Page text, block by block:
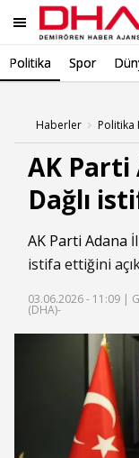
Politika Spor
Haberler
AK Parti
Dağlı
AK Parti Adana
istifa ettiğini
03.06.2026 - 11:09 |
(DHA)-